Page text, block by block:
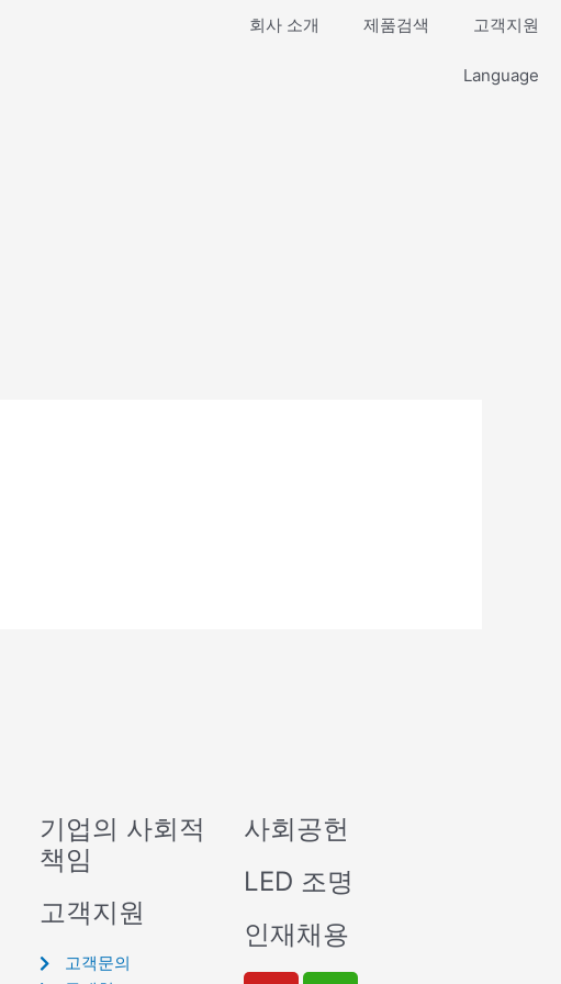
회사 소개 제품검색 고객지원
Language
기업의 사회적
책임
고객지원
고객문의
사회공헌
LED 조명
인재채용